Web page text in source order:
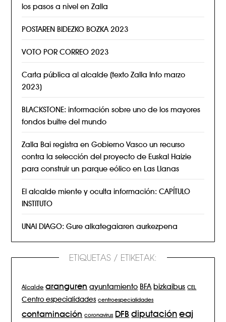
los pasos a nivel en Zalla
POSTAREN BIDEZKO BOZKA 2023
VOTO POR CORREO 2023
Carta pública al alcalde (texto Zalla Info marzo
2023)
BLACKSTONE: información sobre uno de los mayores
fondos buitre del mundo
Zalla Bai registra en Gobierno Vasco un recurso
contra la selección del proyecto de Euskal Haizie
para construir un parque eólico en Las Llanas
El alcalde miente y oculta información: CAPÍTULO
INSTITUTO
UNAI DIAGO: Gure alkategaiaren aurkezpena
ETIQUETAS / ETIKETAK:
Alcalde aranguren ayuntamiento BFA bizkaibus CEL
Centro especialidades centroespecialidades
contaminación coronavirus DFB diputación eaj